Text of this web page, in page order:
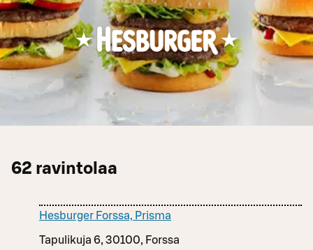
62 ravintolaa
Hesburger Forssa, Prisma
Tapulikuja 6, 30100, Forssa